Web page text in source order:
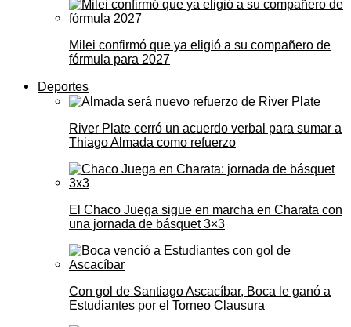
Milei confirmó que ya eligió a su compañero de
fórmula para 2027
Deportes
River Plate cerró un acuerdo verbal para sumar a
Thiago Almada como refuerzo
El Chaco Juega sigue en marcha en Charata con
una jornada de básquet 3×3
Con gol de Santiago Ascacíbar, Boca le ganó a
Estudiantes por el Torneo Clausura